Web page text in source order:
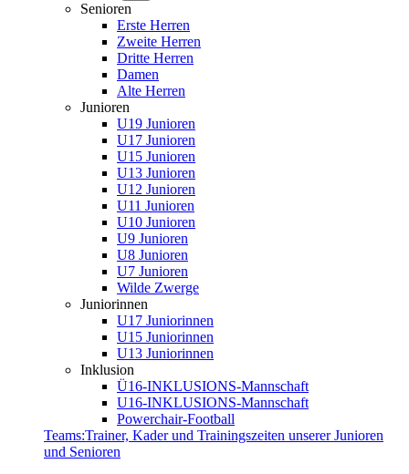
Senioren
Erste Herren
Zweite Herren
Dritte Herren
Damen
Alte Herren
Junioren
U19 Junioren
U17 Junioren
U15 Junioren
U13 Junioren
U12 Junioren
U11 Junioren
U10 Junioren
U9 Junioren
U8 Junioren
U7 Junioren
Wilde Zwerge
Juniorinnen
U17 Juniorinnen
U15 Juniorinnen
U13 Juniorinnen
Inklusion
Ü16-INKLUSIONS-Mannschaft
U16-INKLUSIONS-Mannschaft
Powerchair-Football
Teams:Trainer, Kader und Trainingszeiten unserer Junioren
und Senioren